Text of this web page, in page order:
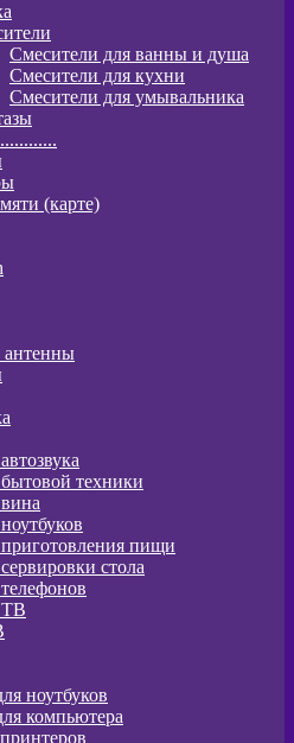
Смесители для ванны и душа
Смесители для кухни
Смесители для умывальника
(карте)
техники
пищи
стола
ТВ
ноутбуков
компьютера